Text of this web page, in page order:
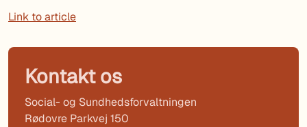
Link to article
Kontakt os
Social- og Sundhedsforvaltningen
Rødovre Parkvej 150